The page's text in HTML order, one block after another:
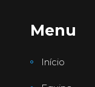
Menu
Início